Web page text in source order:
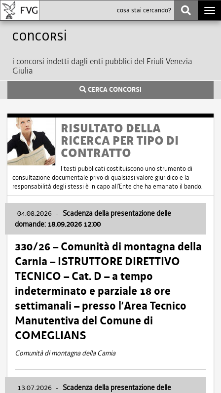
Concorsi
i concorsi indetti dagli enti pubblici del Friuli Venezia
Giulia
CERCA CONCORSI
RISULTATO DELLA
RICERCA PER TIPO DI
CONTRATTO
I testi pubblicati costituiscono uno strumento di
consultazione documentale privo di qualsiasi valore giuridico e la
responsabilità degli stessi è in capo all'Ente che ha emanato il bando.
04.08.2026 - Scadenza della presentazione delle
domande: 18.09.2026 12:00
330/26 – Comunità di montagna della
Carnia – ISTRUTTORE DIRETTIVO
TECNICO – Cat. D – a tempo
indeterminato e parziale 18 ore
settimanali – presso l’Area Tecnico
Manutentiva del Comune di
COMEGLIANS
Comunità di montagna della Carnia
13.07.2026 - Scadenza della presentazione delle